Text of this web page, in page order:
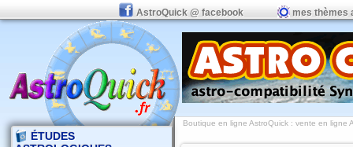
AstroQuick @ facebook mes thèmes
ÉTUDES
Boutique en ligne AstroQuick : vente en ligne